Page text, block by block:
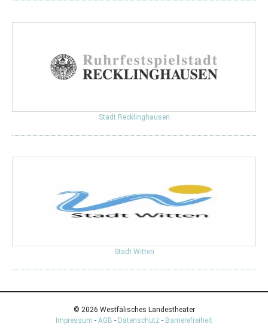
Stadt Recklinghausen
Stadt Witten
© 2026 Westfälisches Landestheater
Impressum - AGB - Datenschutz - Barrierefreiheit